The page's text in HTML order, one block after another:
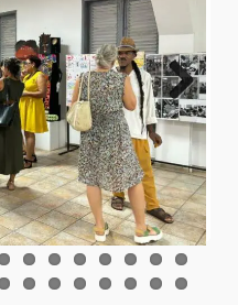
Next